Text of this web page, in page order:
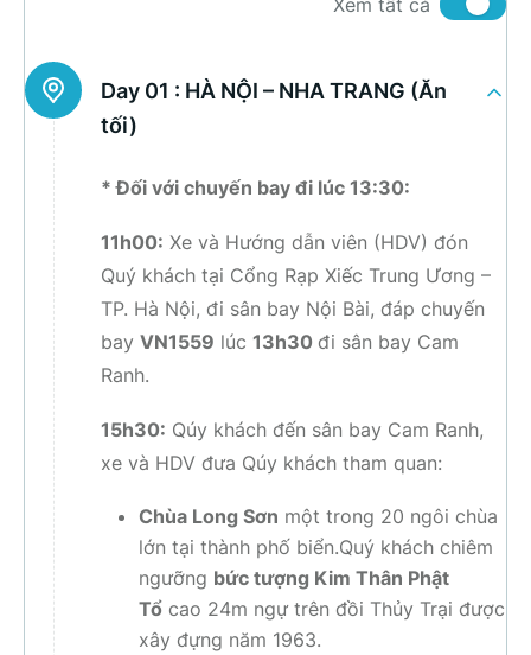
Xem tất cả
Day 01 : HÀ NỘI – NHA TRANG (Ăn
tối)
* Đối với chuyến bay đi lúc 13:30:
11h00: Xe và Hướng dẫn viên (HDV) đón
Quý khách tại Cổng Rạp Xiếc Trung Ương –
TP. Hà Nội, đi sân bay Nội Bài, đáp chuyến
bay VN1559 lúc 13h30 đi sân bay Cam
Ranh.
15h30: Qúy khách đến sân bay Cam Ranh,
xe và HDV đưa Qúy khách tham quan:
Chùa Long Sơn một trong 20 ngôi chùa
lớn tại thành phố biển.Quý khách chiêm
ngưỡng bức tượng Kim Thân Phật
Tổ cao 24m ngự trên đồi Thủy Trại được
xây đựng năm 1963.